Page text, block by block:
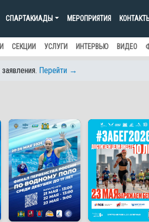
СПАРТАКИАДЫ МЕРОПРИЯТИЯ
СЕКЦИИ УСЛУГИ ИНТЕРВЬЮ ВИДЕО
Перейти →